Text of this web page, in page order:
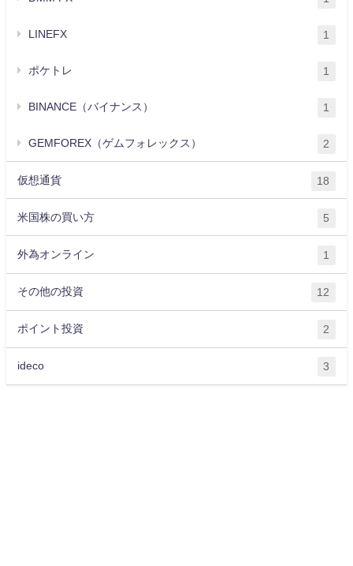
LINEFX 1
ポケトレ 1
BINANCE（バイナンス） 1
GEMFOREX（ゲムフォレックス） 2
仮想通貨 18
米国株の買い方 5
外為オンライン 1
その他の投資 12
ポイント投資 2
ideco 3